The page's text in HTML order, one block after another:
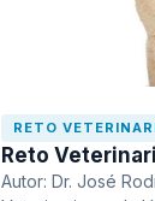
RETO
Reto
Autor: Dr. José